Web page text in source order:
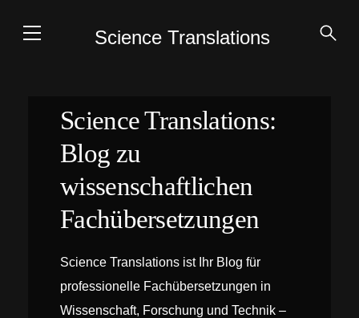
Science Translations
Science Translations:
Blog zu
wissenschaftlichen
Fachübersetzungen
Science Translations ist Ihr Blog für
professionelle Fachübersetzungen in
Wissenschaft, Forschung und Technik –